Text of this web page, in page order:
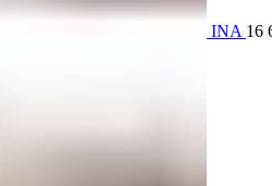
INA 16